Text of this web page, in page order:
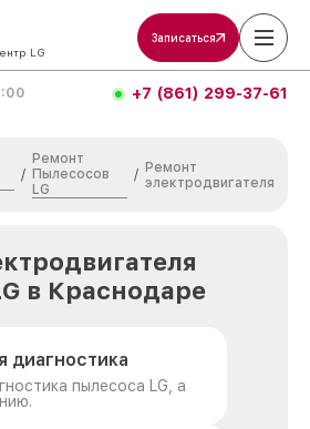
LG
Записаться
+7 (861) 299-37-61
/
Ремонт
Пылесосов
LG
/ Ремонт
электродвигателя
в Краснодаре
диагностика
пылесоса LG, а